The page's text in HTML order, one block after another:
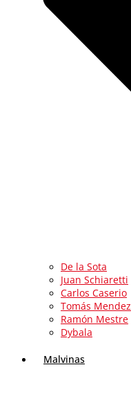
De la Sota
Juan Schiaretti
Carlos Caserio
Tomás Mendez
Ramón Mestre
Dybala
Malvinas